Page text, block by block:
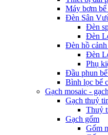
Máy bơm
Đèn Sân
Đèn
Đèn
Đèn hồ
Đèn
Phụ
Đầu phun
Bình lọc bể
Gạch mosaic -
Gạch thuỷ
Thuỷ
Gạch gốm
Gốm